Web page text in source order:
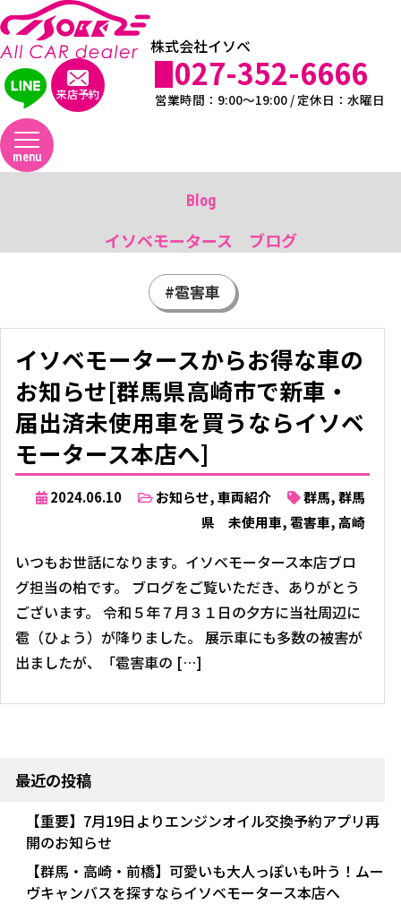
株式会社イソベ
来店予約 027-352-6666
営業時間：9:00～19:00 / 定休日：水曜日
menu
イソベモータース ブログ
Blog
#雹害車
イソベモータースからお得な車の
お知らせ[群馬県高崎市で新車・
届出済未使用車を買うならイソベ
モータース本店へ]
2024.06.10 お知らせ,車両紹介 群馬,群馬
県 未使用車,雹害車,高崎
いつもお世話になります。イソベモータース本店ブロ
グ担当の柏です。 ブログをご覧いただき、ありがとう
ございます。 令和５年７月３１日の夕方に当社周辺に
雹（ひょう）が降りました。 展示車にも多数の被害が
出ましたが、「雹害車の […]
最近の投稿
【重要】7月19日よりエンジンオイル交換予約アプリ再
開のお知らせ
【群馬・高崎・前橋】可愛いも大人っぽいも叶う！ムー
ヴキャンバスを探すならイソベモータース本店へ